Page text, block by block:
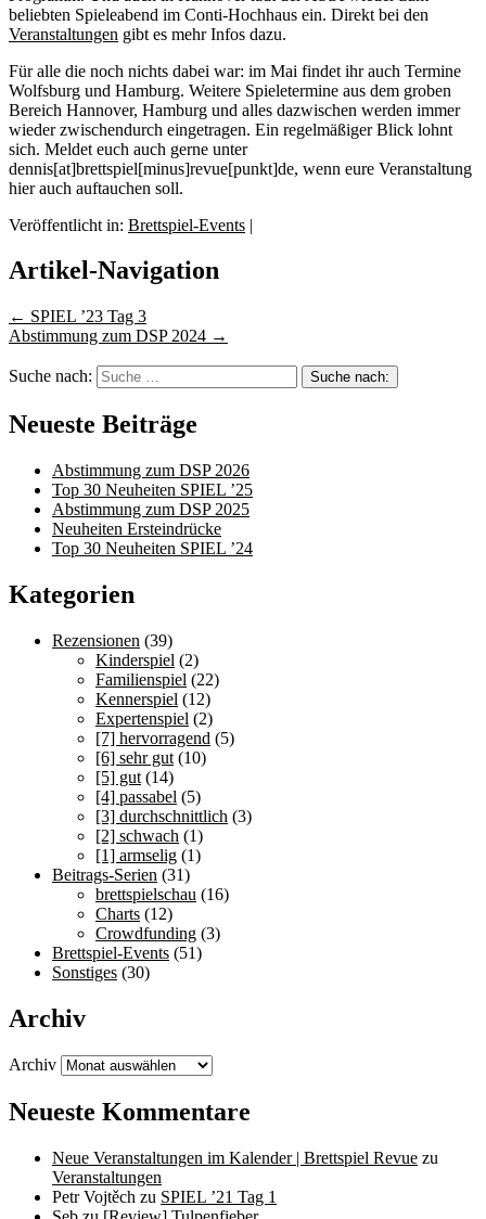
beliebten Spieleabend im Conti-Hochhaus ein. Direkt bei den
Veranstaltungen gibt es mehr Infos dazu.
Für alle die noch nichts dabei war: im Mai findet ihr auch Termine
Wolfsburg und Hamburg. Weitere Spieletermine aus dem groben
Bereich Hannover, Hamburg und alles dazwischen werden immer
wieder zwischendurch eingetragen. Ein regelmäßiger Blick lohnt
sich. Meldet euch auch gerne unter
dennis[at]brettspiel[minus]revue[punkt]de, wenn eure Veranstaltung
hier auch auftauchen soll.
Veröffentlicht in: Brettspiel-Events |
Artikel-Navigation
← SPIEL ’23 Tag 3
Abstimmung zum DSP 2024 →
Suche nach:
Neueste Beiträge
Abstimmung zum DSP 2026
Top 30 Neuheiten SPIEL ’25
Abstimmung zum DSP 2025
Neuheiten Ersteindrücke
Top 30 Neuheiten SPIEL ’24
Kategorien
Rezensionen (39)
Kinderspiel (2)
Familienspiel (22)
Kennerspiel (12)
Expertenspiel (2)
[7] hervorragend (5)
[6] sehr gut (10)
[5] gut (14)
[4] passabel (5)
[3] durchschnittlich (3)
[2] schwach (1)
[1] armselig (1)
Beitrags-Serien (31)
brettspielschau (16)
Charts (12)
Crowdfunding (3)
Brettspiel-Events (51)
Sonstiges (30)
Archiv
Archiv
Neueste Kommentare
Neue Veranstaltungen im Kalender | Brettspiel Revue zu
Veranstaltungen
Petr Vojtěch zu SPIEL ’21 Tag 1